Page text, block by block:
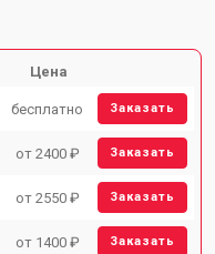
Цена
бесплатно Заказать
от 2400 ₽ Заказать
от 2550 ₽ Заказать
от 1400 ₽ Заказать